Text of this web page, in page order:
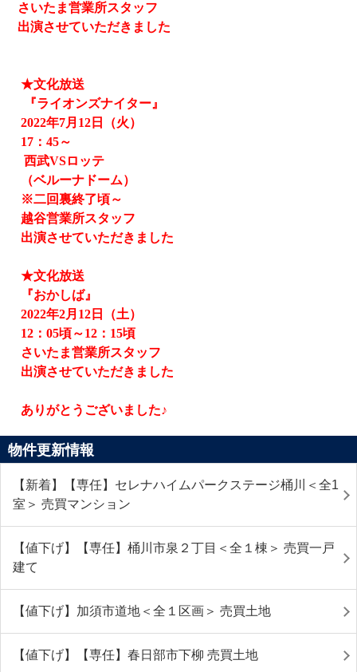
さいたま営業所スタッフ
出演させていただきました
★文化放送
『ライオンズナイター』
2022年7月 12 日（火）
17 ：45～
西武VSロッテ
（ベルーナドーム）
※二回裏終了頃～
越谷営業所スタッフ
出演させていただきました
★文化放送
『おかしば』
2022年2月 12 日（土）
12 ：05頃～12 ： 15頃
さいたま営業所スタッフ
出演させていただきました
ありがとうございました♪
物件更新情報
【新着】【専任】セレナハイムパークステージ桶川＜全1
室＞ 売買マンション
【値下げ】【専任】桶川市泉２丁目＜全１棟＞ 売買一戸
建て
【値下げ】加須市道地＜全１区画＞ 売買土地
【値下げ】【専任】春日部市下柳 売買土地